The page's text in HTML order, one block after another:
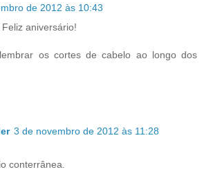
de 2012 às 10:43
aniversário!
os cortes de cabelo ao longo dos
3 de novembro de 2012 às 11:28
conterrânea.